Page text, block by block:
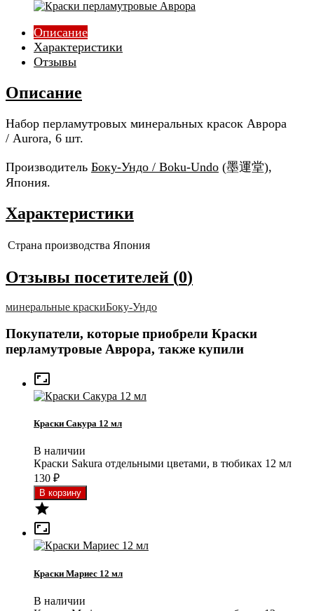
Описание
Характеристики
Отзывы
Описание
Набор перламутровых минеральных красок Аврора
/ Aurora, 6 шт.
Производитель Боку-Ундо / Boku-Undo (墨運堂),
Япония.
Характеристики
Страна производства Япония
Отзывы посетителей (0)
минеральные краскиБоку-Ундо
Покупатели, которые приобрели Краски
перламутровые Аврора, также купили

Краски Сакура 12 мл
В наличии
Краски Sakura отдельными цветами, в тюбиках 12 мл
130 ₽


Краски Мариес 12 мл
В наличии